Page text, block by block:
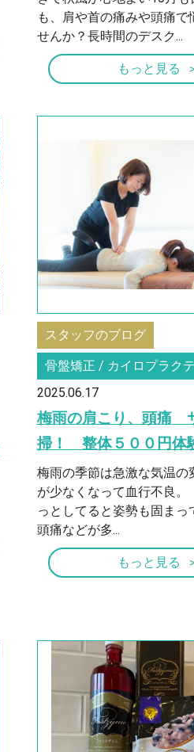
も、肩や首の痛みや頭痛で
せんか？長時間のデスク...
もっと見る
スタッフのブログ
骨盤矯正 / カイロプラク
2025.06.17
梅雨の肩こり、頭痛
掃！ 整体５００円体
梅雨の季節は急激な気温の
が少なくなって血行不良
っとしてると姿勢も固まっ
頭痛などが多...
もっと見る